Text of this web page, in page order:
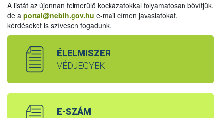
A listát az újonnan felmerülő kockázatokkal folyamatosan bővítjük,
de a portal@nebih.gov.hu e-mail címen javaslatokat,
kérdéseket is szívesen fogadunk.
ÉLELMISZER
VÉDJEGYEK
E-SZÁM